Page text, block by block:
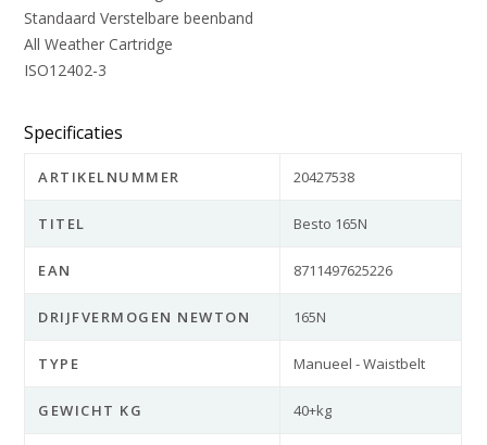
Standaard Verstelbare beenband
All Weather Cartridge
ISO12402-3
Specificaties
ARTIKELNUMMER 20427538
TITEL Besto 165N
EAN 8711497625226
DRIJFVERMOGEN NEWTON 165N
TYPE Manueel - Waistbelt
GEWICHT KG 40+kg